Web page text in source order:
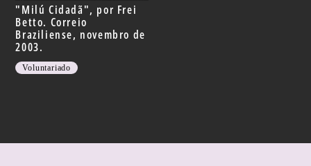
"Milú Cidadã", por Frei
Betto. Correio
Braziliense, novembro de
2003.
Voluntariado